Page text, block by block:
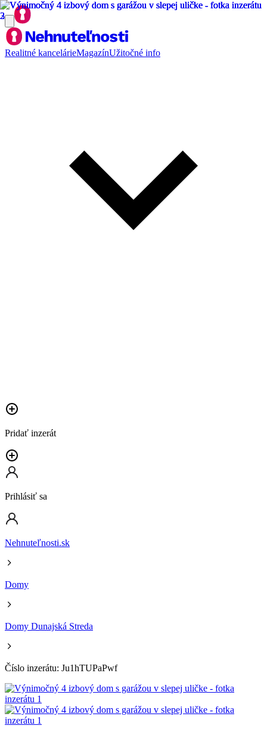
Realitné kancelárieMagazínUžitočné info
Pridať inzerát
Prihlásiť sa
Nehnuteľnosti.sk
Domy
Domy Dunajská Streda
Číslo inzerátu: Ju1hTUPaPwf